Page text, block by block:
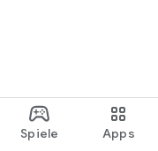
Spiele Apps